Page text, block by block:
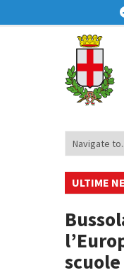
ULTIME
#EurodeskOnAir – Ciclo di
educazione finanziaria
•